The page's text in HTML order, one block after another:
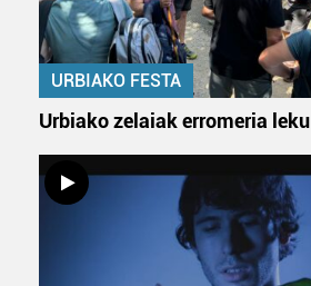
URBIAKO FESTA
Urbiako zelaiak erromeria leku